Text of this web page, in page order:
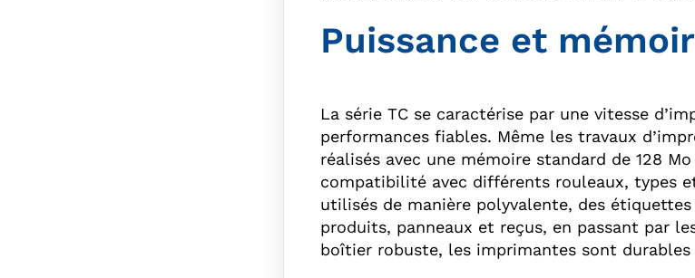
Puissance et
La série TC se caractérise par une vitesse
performances fiables. Même les travaux
réalisés avec une mémoire standard de 128
compatibilité avec différents rouleaux, types
utilisés de manière polyvalente, des
produits, panneaux et reçus, en passant par
boîtier robuste, les imprimantes sont